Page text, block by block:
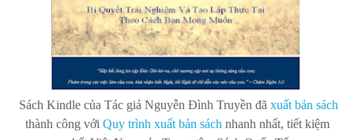
Sách Kindle của Tác giả Nguyễn Đình Truyền đã xuất bản sách
thành công với Quy trình xuất bản sách nhanh nhất, tiết kiệm